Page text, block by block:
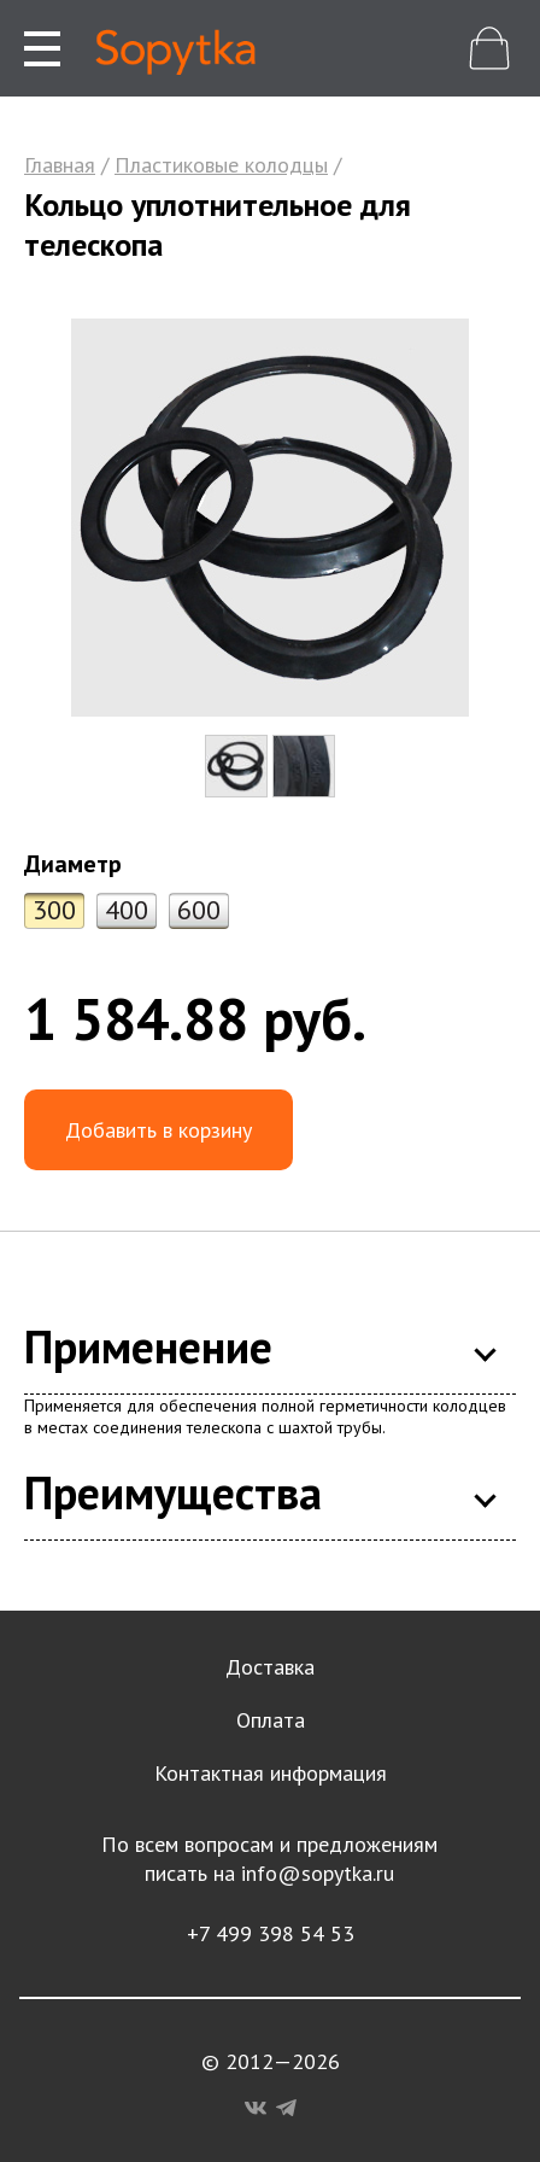
Главная / Пластиковые колодцы /
Кольцо уплотнительное для
телескопа
Диаметр
300 400 600
1 584.88 руб.
Добавить в корзину
Применение
Применяется для обеспечения полной герметичности колодцев
в местах соединения телескопа с шахтой трубы.
Преимущества
Доставка
Оплата
Контактная информация
По всем вопросам и предложениям
писать на info@sopytka.ru
+7 499 398 54 53
© 2012—2026